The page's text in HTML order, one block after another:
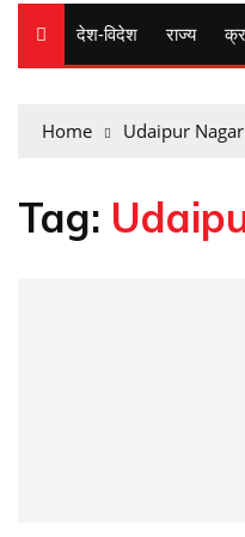
देश-विदेश राज्य
Home Udaipur
Tag: